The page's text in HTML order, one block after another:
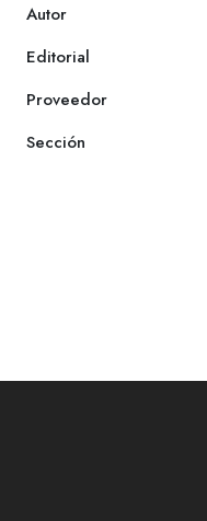
Autor
Editorial
Proveedor
Sección